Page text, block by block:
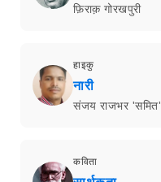
फ़िराक़ गोरखपुरी
हाइकु
नारी
संजय राजभर 'समित'
कविता